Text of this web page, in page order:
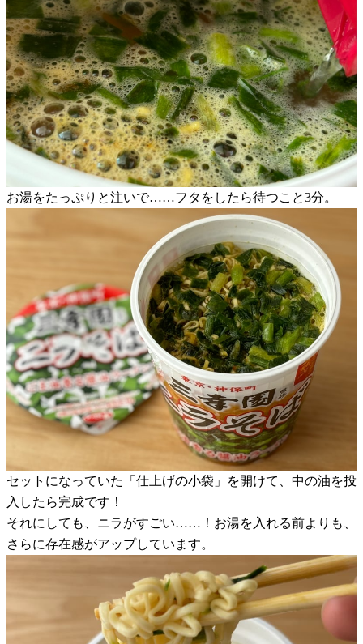
お湯をたっぷりと注いで……フタをしたら待つこと3分。
セットになっていた「仕上げの小袋」を開けて、中の油を投
入したら完成です！
それにしても、ニラがすごい……！お湯を入れる前よりも、
さらに存在感がアップしています。